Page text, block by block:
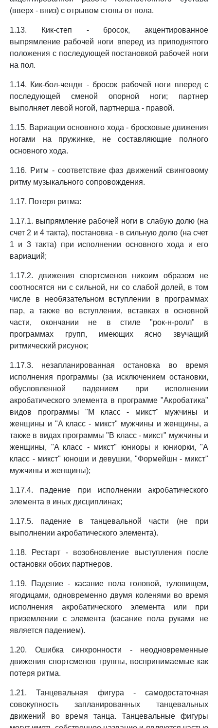
(вверх - вниз) с отрывом стопы от пола.
1.13. Кик-степ - бросок, акцентированное
выпрямление рабочей ноги вперед из приподнятого
положения с последующей постановкой рабочей ноги
на пол.
1.14. Кик-бол-чендж - бросок рабочей ноги вперед с
последующей сменой опорной ноги; партнер
выполняет левой ногой, партнерша - правой.
1.15. Вариации основного хода - бросковые движения
ногами на пружинке, не составляющие полного
основного хода.
1.16. Ритм - соответствие фаз движений свинговому
ритму музыкального сопровождения.
1.17. Потеря ритма:
1.17.1. выпрямление рабочей ноги в слабую долю (на
счет 2 и 4 такта), постановка - в сильную долю (на счет
1 и 3 такта) при исполнении основного хода и его
вариаций;
1.17.2. движения спортсменов никоим образом не
соотносятся ни с сильной, ни со слабой долей, в том
числе в необязательном вступлении в программах
пар, а также во вступлении, вставках в основной
части, окончании не в стиле "рок-н-ролл" в
программах групп, имеющих ясно звучащий
ритмический рисунок;
1.17.3. незапланированная остановка во время
исполнения программы (за исключением остановки,
обусловленной падением при исполнении
акробатического элемента в программе "Акробатика"
видов программы "M класс - микст" мужчины и
женщины и "A класс - микст" мужчины и женщины, а
также в видах программы "B класс - микст" мужчины и
женщины, "A класс - микст" юниоры и юниорки, "A
класс - микст" юноши и девушки, "Формейшн - микст"
мужчины и женщины);
1.17.4. падение при исполнении акробатического
элемента в иных дисциплинах;
1.17.5. падение в танцевальной части (не при
выполнении акробатического элемента).
1.18. Рестарт - возобновление выступления после
остановки обоих партнеров.
1.19. Падение - касание пола головой, туловищем,
ягодицами, одновременно двумя коленями во время
исполнения акробатического элемента или при
приземлении с элемента (касание пола руками не
является падением).
1.20. Ошибка синхронности - неодновременные
движения спортсменов группы, воспринимаемые как
потеря ритма.
1.21. Танцевальная фигура - самодостаточная
совокупность запланированных танцевальных
движений во время танца. Танцевальные фигуры